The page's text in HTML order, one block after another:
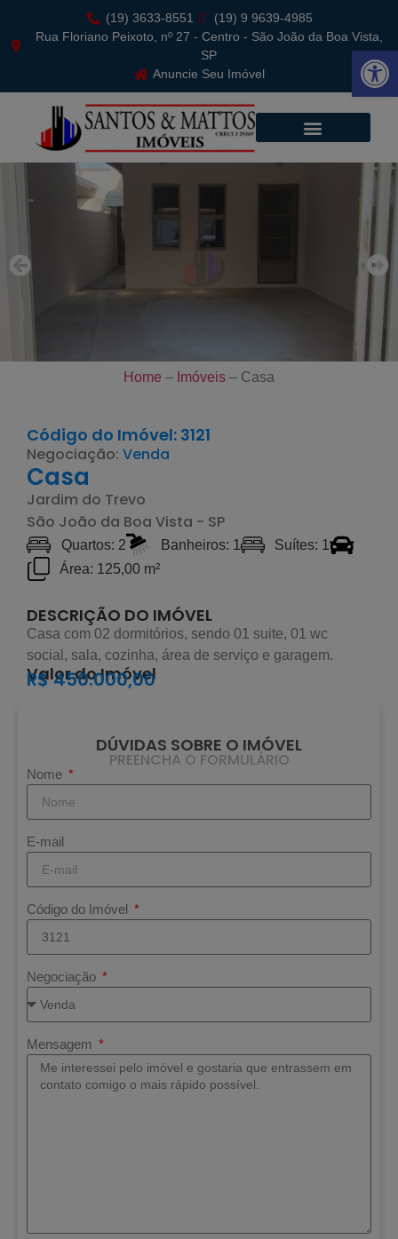
Abrir
(19) 3633-8551
(19) 9 9639-4985
Rua Floriano Peixoto, nº 27 - Centro - São João da Boa Vista,
SP
Anuncie Seu Imóvel
Home – Imóveis – Casa
Código do Imóvel: 3121
Negociação: Venda
Casa
Jardim do Trevo
São João da Boa Vista - SP
Quartos: 2 Banheiros: 1
Suítes: 1
Área: 125,00 m²
DESCRIÇÃO DO IMÓVEL
Casa com 02 dormitórios, sendo 01 suite, 01 wc
social, sala, cozinha, área de serviço e garagem.
Valor do Imóvel
R$ 450.000,00
DÚVIDAS SOBRE O IMÓVEL
PREENCHA O FORMULÁRIO
Nome
E-mail
Código do Imóvel
Negociação
Mensagem